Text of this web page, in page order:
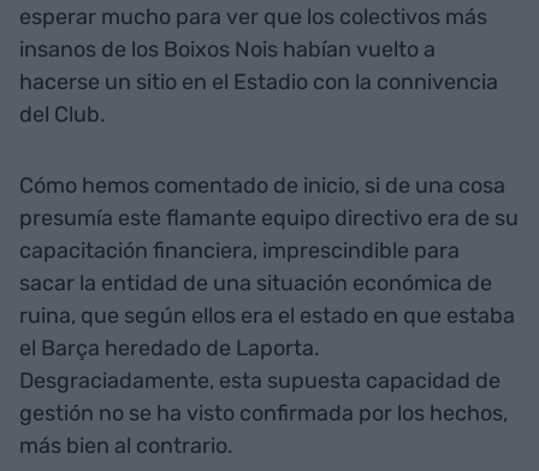
esperar mucho para ver que los colectivos más
insanos de los Boixos Nois habían vuelto a
hacerse un sitio en el Estadio con la connivencia
del Club.
Cómo hemos comentado de inicio, si de una cosa
presumía este flamante equipo directivo era de su
capacitación financiera, imprescindible para
sacar la entidad de una situación económica de
ruina, que según ellos era el estado en que estaba
el Barça heredado de Laporta.
Desgraciadamente, esta supuesta capacidad de
gestión no se ha visto confirmada por los hechos,
más bien al contrario.